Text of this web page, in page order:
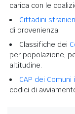
carica con le
Cittadini
di provenienza.
Classifiche dei
per popolazione,
altitudine.
CAP dei
codici di